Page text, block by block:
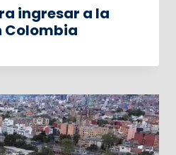
ingresar a la
Colombia